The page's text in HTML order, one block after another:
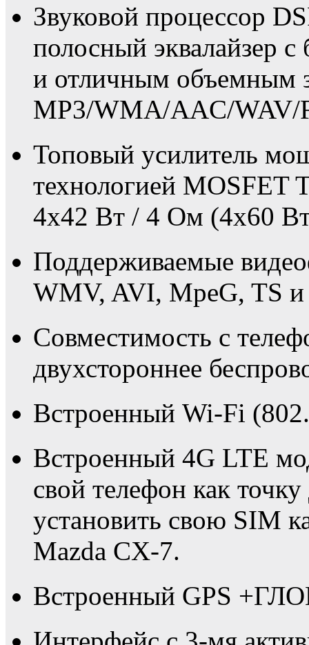
Звуковой процессор
полосный эквалайзер
и отличным объемным
MP3/WMA/AAC/WAV/
Топовый усилитель
технологией MOSFET
4x42 Вт / 4 Ом (4х60
Поддерживаемые
WMV, AVI, MpeG, TS и
Совместимость с
двухстороннее
Встроенный Wi-Fi
Встроенный 4G LTE
свой телефон как
установить свою SIM
Mazda CX-7.
Встроенный GPS